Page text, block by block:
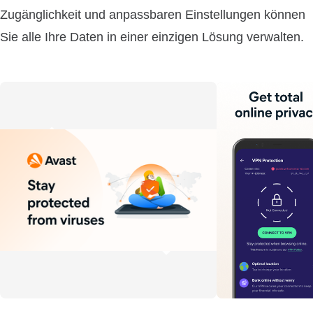
Zugänglichkeit und anpassbaren Einstellungen können
Sie alle Ihre Daten in einer einzigen Lösung verwalten.